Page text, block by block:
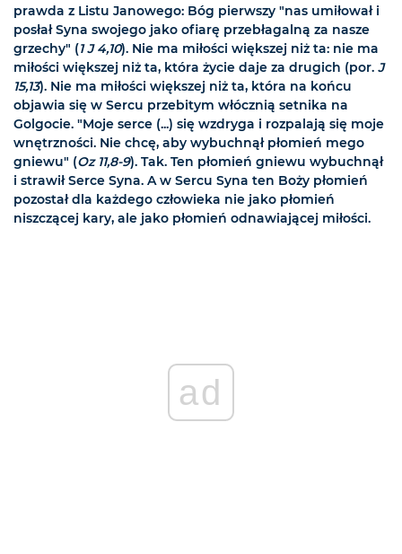
prawda z Listu Janowego: Bóg pierwszy "nas umiłował i
posłał Syna swojego jako ofiarę przebłagalną za nasze
grzechy" (1 J 4,10). Nie ma miłości większej niż ta: nie ma
miłości większej niż ta, która życie daje za drugich (por. J
15,13). Nie ma miłości większej niż ta, która na końcu
objawia się w Sercu przebitym włócznią setnika na
Golgocie. "Moje serce (...) się wzdryga i rozpalają się moje
wnętrzności. Nie chcę, aby wybuchnął płomień mego
gniewu" (Oz 11,8-9). Tak. Ten płomień gniewu wybuchnął
i strawił Serce Syna. A w Sercu Syna ten Boży płomień
pozostał dla każdego człowieka nie jako płomień
niszczącej kary, ale jako płomień odnawiającej miłości.
ad